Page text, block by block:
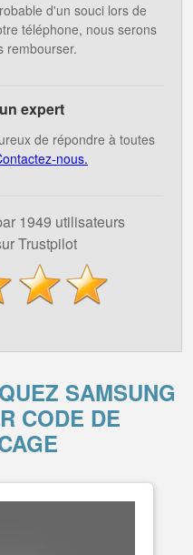
d'un souci lors de
téléphone, nous serons
rembourser.
expert
de répondre à toutes
nous.
1949 utilisateurs
Trustpilot
SAMSUNG
CODE DE